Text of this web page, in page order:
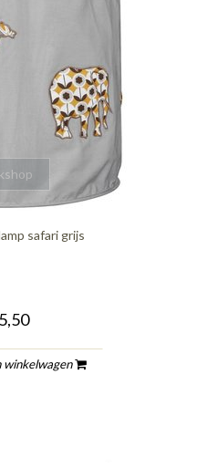
safari grijs
winkelwagen